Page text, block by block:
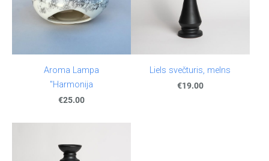
Aroma Lampa
"Harmonija
€25.00
Liels svečturis, melns
€19.00